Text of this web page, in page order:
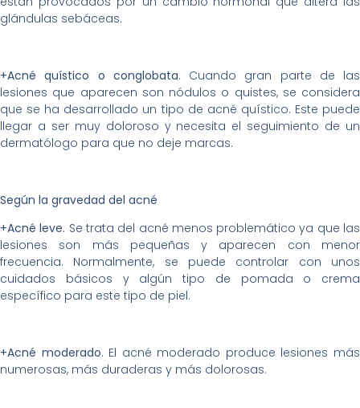
glándulas sebáceas.
+Acné quístico o conglobata. Cuando gran parte de las
lesiones que aparecen son nódulos o quistes, se considera
que se ha desarrollado un tipo de acné quístico. Este puede
llegar a ser muy doloroso y necesita el seguimiento de un
dermatólogo para que no deje marcas.
Según la gravedad del acné
+Acné leve. Se trata del acné menos problemático ya que las
lesiones son más pequeñas y aparecen con menor
frecuencia. Normalmente, se puede controlar con unos
cuidados básicos y algún tipo de pomada o crema
específico para este tipo de piel.
+Acné moderado. El acné moderado produce lesiones más
numerosas, más duraderas y más dolorosas.